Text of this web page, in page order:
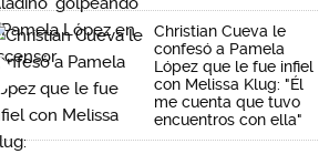
Christian Cueva le
confesó a Pamela
López que le fue infiel
con Melissa Klug: "Él
me cuenta que tuvo
encuentros con ella"